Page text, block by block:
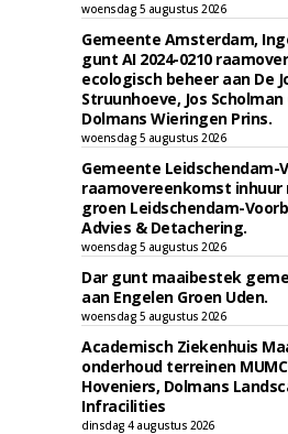
woensdag 5 augustus 2026
Gemeente Amsterdam,
gunt AI 2024-0210
ecologisch beheer aan De
Struunhoeve, Jos Scholman
Dolmans Wieringen Prins.
woensdag 5 augustus 2026
Gemeente Leidschendam-
raamovereenkomst inhuur
groen Leidschendam-
Advies & Detachering.
woensdag 5 augustus 2026
Dar gunt maaibestek
aan Engelen Groen Uden.
woensdag 5 augustus 2026
Academisch Ziekenhuis
onderhoud terreinen
Hoveniers, Dolmans
Infracilities
dinsdag 4 augustus 2026